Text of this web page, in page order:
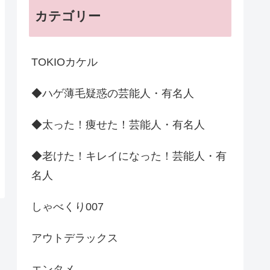
カテゴリー
TOKIOカケル
◆ハゲ薄毛疑惑の芸能人・有名人
◆太った！痩せた！芸能人・有名人
◆老けた！キレイになった！芸能人・有
名人
しゃべくり007
アウトデラックス